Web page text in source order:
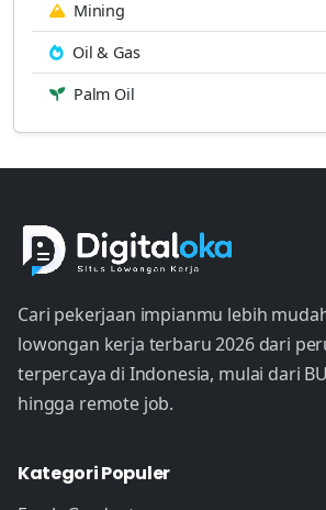
Mining
Oil & Gas
Palm Oil
Cari pekerjaan impianmu lebih
lowongan kerja terbaru 2026 dari
terpercaya di Indonesia, mulai dari
hingga remote job.
Kategori Populer